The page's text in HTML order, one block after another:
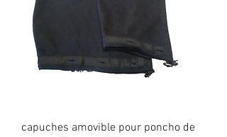
capuches amovible pour poncho de